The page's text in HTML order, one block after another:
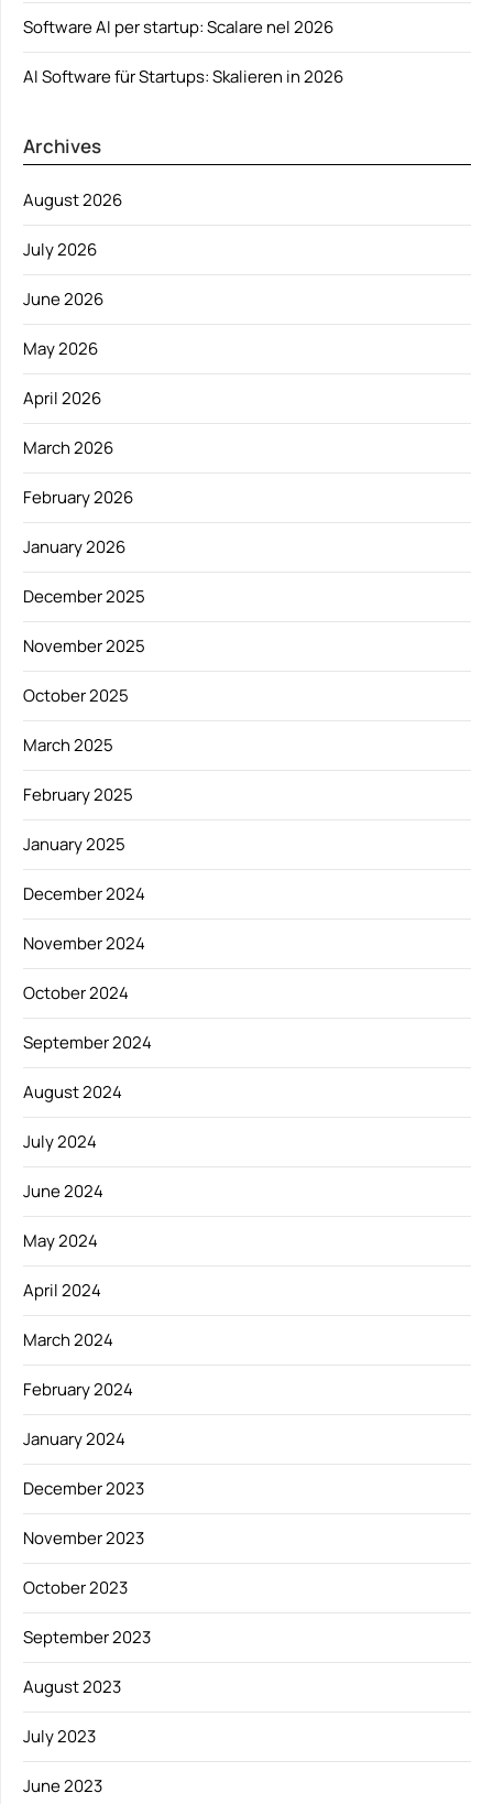
Software AI per startup: Scalare nel 2026
AI Software für Startups: Skalieren in 2026
Archives
August 2026
July 2026
June 2026
May 2026
April 2026
March 2026
February 2026
January 2026
December 2025
November 2025
October 2025
March 2025
February 2025
January 2025
December 2024
November 2024
October 2024
September 2024
August 2024
July 2024
June 2024
May 2024
April 2024
March 2024
February 2024
January 2024
December 2023
November 2023
October 2023
September 2023
August 2023
July 2023
June 2023